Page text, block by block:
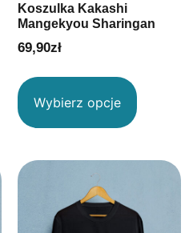
Koszulka Kakashi
Mangekyou Sharingan
69,90zł
Wybierz opcje